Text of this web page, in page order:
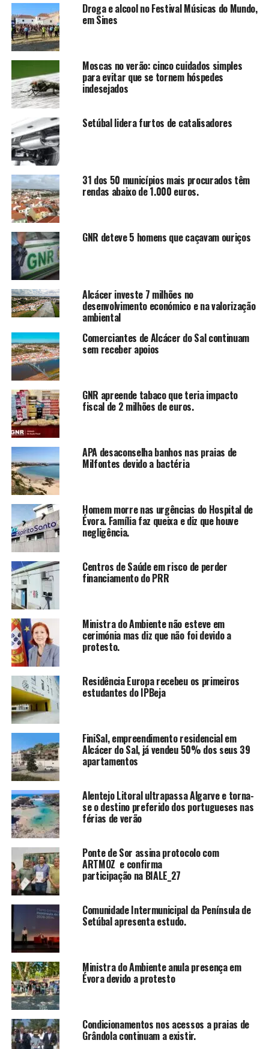
Droga e alcool no Festival Músicas do Mundo,
em Sines
Moscas no verão: cinco cuidados simples
para evitar que se tornem hóspedes
indesejados
Setúbal lidera furtos de catalisadores
31 dos 50 municípios mais procurados têm
rendas abaixo de 1.000 euros.
GNR deteve 5 homens que caçavam ouriços
Alcácer investe 7 milhões no
desenvolvimento económico e na valorização
ambiental
Comerciantes de Alcácer do Sal continuam
sem receber apoios
GNR apreende tabaco que teria impacto
fiscal de 2 milhões de euros.
APA desaconselha banhos nas praias de
Milfontes devido a bactéria
Homem morre nas urgências do Hospital de
Évora. Família faz queixa e diz que houve
negligência.
Centros de Saúde em risco de perder
financiamento do PRR
Ministra do Ambiente não esteve em
cerimónia mas diz que não foi devido a
protesto.
Residência Europa recebeu os primeiros
estudantes do IPBeja
FiniSal, empreendimento residencial em
Alcácer do Sal, já vendeu 50% dos seus 39
apartamentos
Alentejo Litoral ultrapassa Algarve e torna-
se o destino preferido dos portugueses nas
férias de verão
Ponte de Sor assina protocolo com
ARTMOZ e confirma
participação na BIALE_27
Comunidade Intermunicipal da Península de
Setúbal apresenta estudo.
Ministra do Ambiente anula presença em
Évora devido a protesto
Condicionamentos nos acessos a praias de
Grândola continuam a existir.